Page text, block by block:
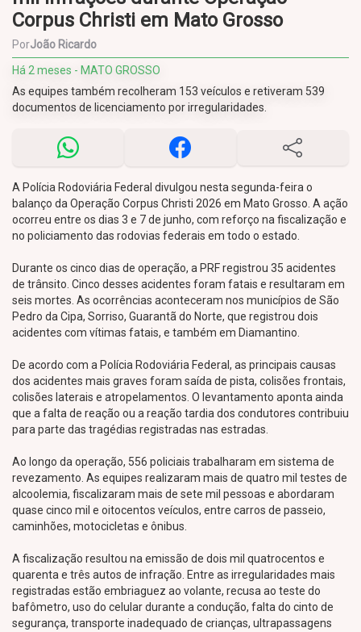
Corpus Christi em Mato Grosso
PorJoão Ricardo
Há 2 meses - MATO GROSSO
As equipes também recolheram 153 veículos e retiveram 539
documentos de licenciamento por irregularidades.
A Polícia Rodoviária Federal divulgou nesta segunda-feira o
balanço da Operação Corpus Christi 2026 em Mato Grosso. A ação
ocorreu entre os dias 3 e 7 de junho, com reforço na fiscalização e
no policiamento das rodovias federais em todo o estado.
Durante os cinco dias de operação, a PRF registrou 35 acidentes
de trânsito. Cinco desses acidentes foram fatais e resultaram em
seis mortes. As ocorrências aconteceram nos municípios de São
Pedro da Cipa, Sorriso, Guarantã do Norte, que registrou dois
acidentes com vítimas fatais, e também em Diamantino.
De acordo com a Polícia Rodoviária Federal, as principais causas
dos acidentes mais graves foram saída de pista, colisões frontais,
colisões laterais e atropelamentos. O levantamento aponta ainda
que a falta de reação ou a reação tardia dos condutores contribuiu
para parte das tragédias registradas nas estradas.
Ao longo da operação, 556 policiais trabalharam em sistema de
revezamento. As equipes realizaram mais de quatro mil testes de
alcoolemia, fiscalizaram mais de sete mil pessoas e abordaram
quase cinco mil e oitocentos veículos, entre carros de passeio,
caminhões, motocicletas e ônibus.
A fiscalização resultou na emissão de dois mil quatrocentos e
quarenta e três autos de infração. Entre as irregularidades mais
registradas estão embriaguez ao volante, recusa ao teste do
bafômetro, uso do celular durante a condução, falta do cinto de
segurança, transporte inadequado de crianças, ultrapassagens